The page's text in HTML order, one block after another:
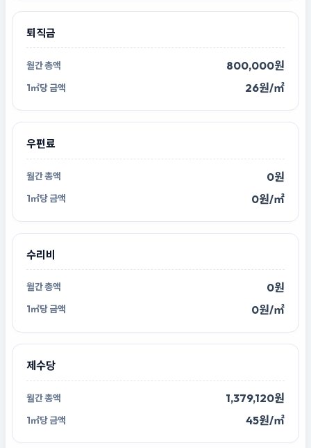
퇴직금
800,000원
26원/㎡
우편료
0원
0원/㎡
수리비
0원
0원/㎡
제수당
1,379,120원
45원/㎡